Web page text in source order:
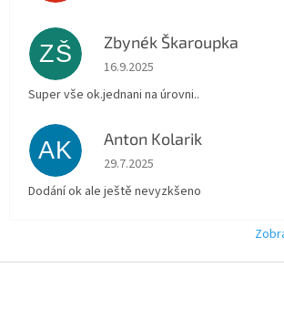
ZŠ Zbynék Škaroupka
Hodnocení obchodu je 5 z 5
16.9.2025
Super vše ok.jednani na úrovni..
AK Anton Kolarik
Hodnocení obchodu je 5 z 5
29.7.2025
Dodání ok ale ještě nevyzkšeno